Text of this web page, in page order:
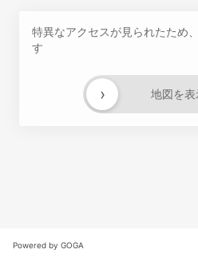
特異なアクセスが見られたため
す
地図を表
›
Powered by GOGA